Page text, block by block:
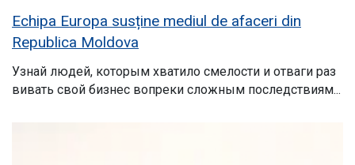
Echipa Europa susține mediul de afaceri din
Republica Moldova
Узнай людей, которым хватило смелости и отваги раз
вивать свой бизнес вопреки сложным последствиям...